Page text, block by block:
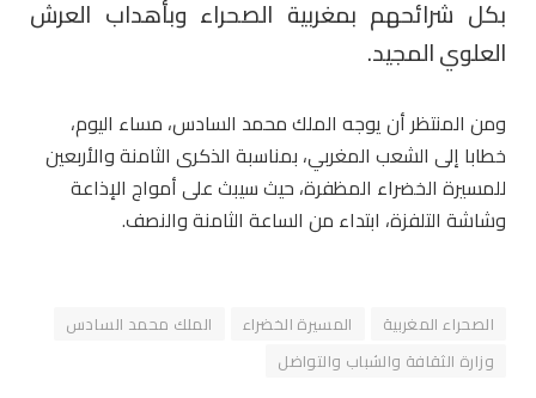
بكل شرائحهم بمغربية الصحراء وبأهداب العرش
العلوي المجيد.
ومن المنتظر أن يوجه الملك محمد السادس، مساء اليوم،
خطابا إلى الشعب المغربي، بمناسبة الذكرى الثامنة والأربعين
للمسيرة الخضراء المظفرة، حيث سيبث على أمواج الإذاعة
وشاشة التلفزة، ابتداء من الساعة الثامنة والنصف.
الصحراء المغربية المسيرة الخضراء
الملك محمد السادس
وزارة الثقافة والشباب والتواضل